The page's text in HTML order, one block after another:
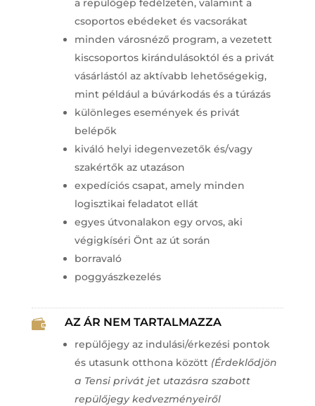
a repülőgép fedélzetén, valamint a
csoportos ebédeket és vacsorákat
minden városnéző program, a vezetett
kiscsoportos kirándulásoktól és a privát
vásárlástól az aktívabb lehetőségekig,
mint például a búvárkodás és a túrázás
különleges események és privát
belépők
kiváló helyi idegenvezetők és/vagy
szakértők az utazáson
expedíciós csapat, amely minden
logisztikai feladatot ellát
egyes útvonalakon egy orvos, aki
végigkíséri Önt az út során
borravaló
poggyászkezelés
 AZ ÁR NEM TARTALMAZZA
repülőjegy az indulási/érkezési pontok
és utasunk otthona között (Érdeklődjön
a Tensi privát jet utazásra szabott
repülőjegy kedvezményeiről